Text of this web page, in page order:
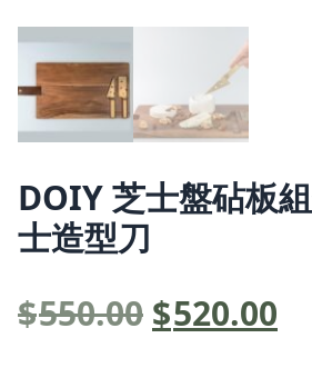
DOIY 芝士盤砧板
士造型刀
$550.00 原
$520.00